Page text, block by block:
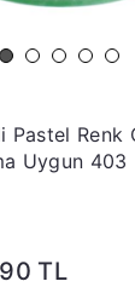
Pastel Renk
Uygun 403
TL